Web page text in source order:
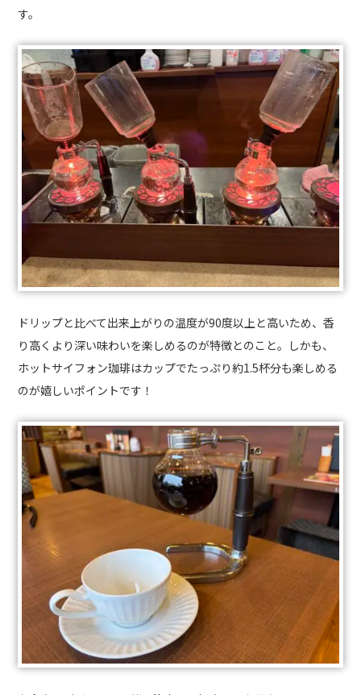
す。
ドリップと比べて出来上がりの温度が90度以上と高いため、香
り高くより深い味わいを楽しめるのが特徴とのこと。しかも、
ホットサイフォン珈琲はカップでたっぷり約1.5杯分も楽しめる
のが嬉しいポイントです！